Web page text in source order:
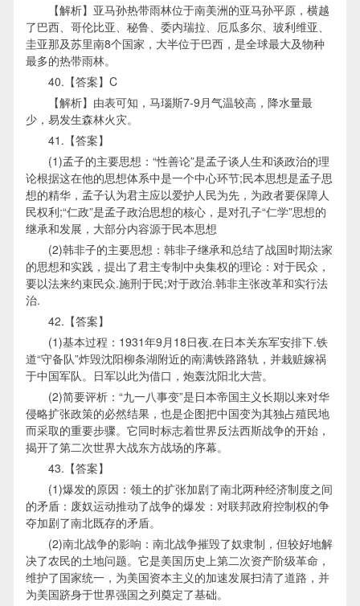
【解析】亚马孙热带雨林位于南美洲的亚马孙平原，横越
了巴西、哥伦比亚、秘鲁、委内瑞拉、厄瓜多尔、玻利维亚、
圭亚那及苏里南8个国家，大半位于巴西，是全球最大及物种
最多的热带雨林。
40.【答案】C
【解析】由表可知，马瑙斯7-9月气温较高，降水量最
少，易发生森林火灾。
41.【答案】
(1)孟子的主要思想：“性善论”是孟子谈人生和谈政治的理
论根据这在他的思想体系中是一个中心环节;民本思想是孟子思
想的精华，孟子认为君主应以爱护人民为先，为政者要保障人
民权利;“仁政”是孟子政治思想的核心，是对孔子“仁学”思想的
继承和发展，大部分内容源于民本思想
(2)韩非子的主要思想：韩非子继承和总结了战国时期法家
的思想和实践，提出了君主专制中央集权的理论：对于民众，
要以法来约束民众.施刑于民;对于政治.韩非主张改革和实行法
治.
42.【答案】
(1)基本过程：1931年9月18日夜.在日本关东军安排下.铁
道“守备队”炸毁沈阳柳条湖附近的南满铁路路轨，并栽赃嫁祸
于中国军队。日军以此为借口，炮轰沈阳北大营。
(2)简要评析：“九一八事变”是日本帝国主义长期以来对华
侵略扩张政策的必然结果，也是企图把中国变为其独占殖民地
而采取的重要步骤。它同时标志着世界反法西斯战争的开始，
揭开了第二次世界大战东方战场的序幕。
43.【答案】
(1)爆发的原因：领土的扩张加剧了南北两种经济制度之间
的矛盾：废奴运动推动了战争的爆发：对联邦政府控制权的争
夺加剧了南北既存的矛盾。
(2)南北战争的影响：南北战争摧毁了奴隶制，但较好地解
决了农民的土地问题。它是美国历史上第二次资产阶级革命，
维护了国家统一，为美国资本主义的加速发展扫清了道路，并
为美国跻身于世界强国之列奠定了基础。